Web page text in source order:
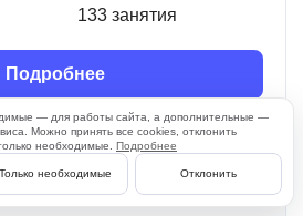
133 занятия
Подробнее
youtube
— для работы сайта, а дополнительные —
Можно принять все cookies, отклонить
необходимые. Подробнее
Только необходимые Отклонить